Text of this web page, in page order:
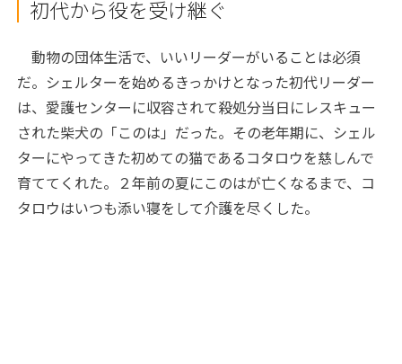
初代から役を受け継ぐ
動物の団体生活で、いいリーダーがいることは必須
だ。シェルターを始めるきっかけとなった初代リーダー
は、愛護センターに収容されて殺処分当日にレスキュー
された柴犬の「このは」だった。その老年期に、シェル
ターにやってきた初めての猫であるコタロウを慈しんで
育ててくれた。２年前の夏にこのはが亡くなるまで、コ
タロウはいつも添い寝をして介護を尽くした。